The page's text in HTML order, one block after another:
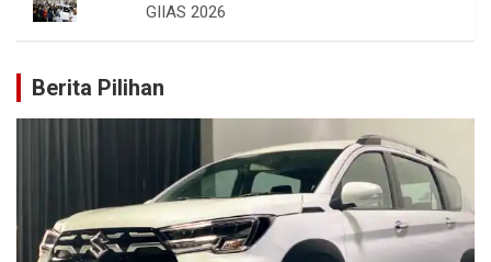
GIIAS 2026
Berita Pilihan